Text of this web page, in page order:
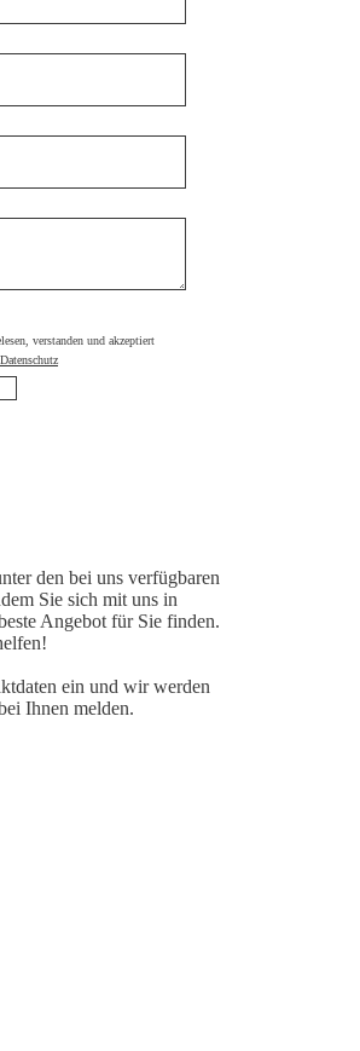
verstanden und akzeptiert
Datenschutz
den bei uns verfügbaren
Sie sich mit uns in
Angebot für Sie finden.
ein und wir werden
Ihnen melden.